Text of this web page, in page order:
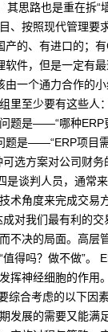
思路也是重在拆“
、按照现代管理要
产的、有进口的；有
件，但是一定有最
由一个通力合作的
里至少要有这些人
问题是——“哪种ERP
题是——“ERP项目
选方案对公司财务
是谈判人员，通常
术角度来完成交易方
对我们最有利的交
不决的局面。高层
得吗？做不做”。
挥神经细胞的作用。
综合考虑的以下因
发展的需要又能满